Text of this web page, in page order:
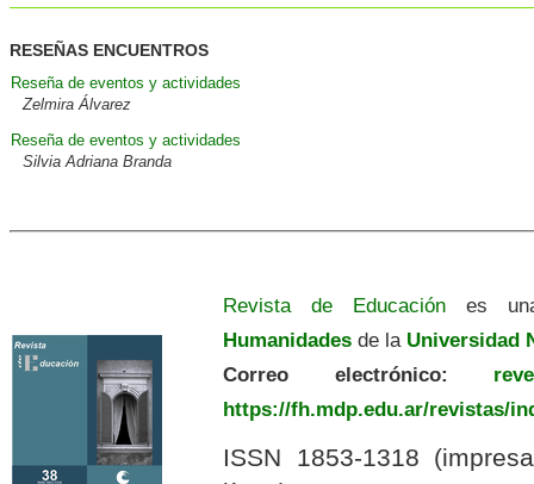
RESEÑAS ENCUENTROS
Reseña de eventos y actividades
Zelmira Álvarez
Reseña de eventos y actividades
Silvia Adriana Branda
Revista de Educación es
Humanidades de la Universidad
Correo electrónico:
https://fh.mdp.edu.ar/revistas/
ISSN 1853-1318